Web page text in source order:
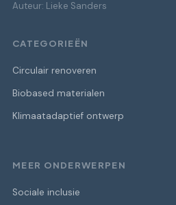
Auteur: Lieke Sanders
CATEGORIEËN
Circulair renoveren
Biobased materialen
Klimaatadaptief ontwerp
MEER ONDERWERPEN
Sociale inclusie